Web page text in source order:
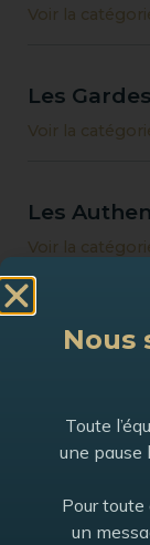
Voir la
Les
Voir la
Les
Voir la
Les
Les Métals
Nous
Toute
une pause
Pour
un